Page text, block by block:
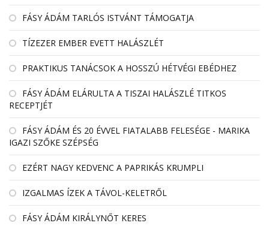
FÁSY ÁDÁM TARLÓS ISTVÁNT TÁMOGATJA
TÍZEZER EMBER EVETT HALÁSZLÉT
PRAKTIKUS TANÁCSOK A HOSSZÚ HÉTVÉGI EBÉDHEZ
FÁSY ÁDÁM ELÁRULTA A TISZAI HALÁSZLÉ TITKOS
RECEPTJÉT
FÁSY ÁDÁM ÉS 20 ÉVVEL FIATALABB FELESÉGE - MARIKA
IGAZI SZŐKE SZÉPSÉG
EZÉRT NAGY KEDVENC A PAPRIKÁS KRUMPLI
IZGALMAS ÍZEK A TÁVOL-KELETRŐL
FÁSY ÁDÁM KIRÁLYNŐT KERES